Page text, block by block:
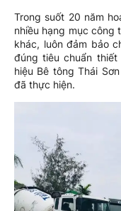
Trong suốt 20 năm
nhiều hạng mục công
khác, luôn đảm bảo
đúng tiêu chuẩn
hiệu Bê tông Thái
đã thực hiện.